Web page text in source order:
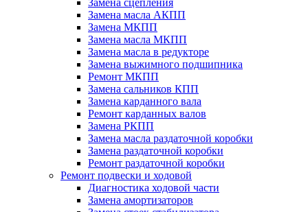
Замена сцепления
Замена масла АКПП
Замена МКПП
Замена масла МКПП
Замена масла в редукторе
Замена выжимного подшипника
Ремонт МКПП
Замена сальников КПП
Замена карданного вала
Ремонт карданных валов
Замена РКПП
Замена масла раздаточной коробки
Замена раздаточной коробки
Ремонт раздаточной коробки
Ремонт подвески и ходовой
Диагностика ходовой части
Замена амортизаторов